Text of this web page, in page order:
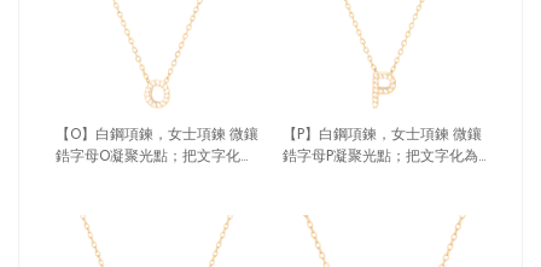
【O】白鋼項鍊，女士項鍊 微鑲
鋯字母O凝聚光點；把文字化為
【P】白鋼項鍊，女士項鍊 微鑲
鋯字母P凝聚光點；把文字化為